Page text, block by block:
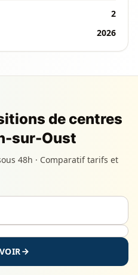
2
2026
de centres
sur-Oust
48h · Comparatif tarifs et